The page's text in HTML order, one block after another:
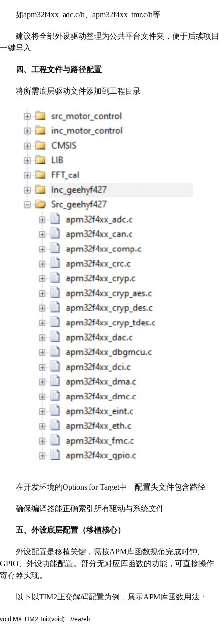
如apm32f4xx_adc.c/h、apm32f4xx_tmr.c/h等
建议将全部外设驱动整理为公共平台文件夹，便于后续项目
一键导入
四、工程文件与路径配置
将所需底层驱动文件添加到工程目录
在开发环境的Options for Target中，配置头文件包含路径
确保编译器能正确索引所有驱动与系统文件
五、外设底层配置（移植核心）
外设配置是移植关键，需按APM库函数规范完成时钟、
GPIO、外设功能配置。部分无对应库函数的功能，可直接操作
寄存器实现。
以下以TIM2正交解码配置为例，展示APM库函数用法：
void MX_TIM2_Init(void)    //ea/eb